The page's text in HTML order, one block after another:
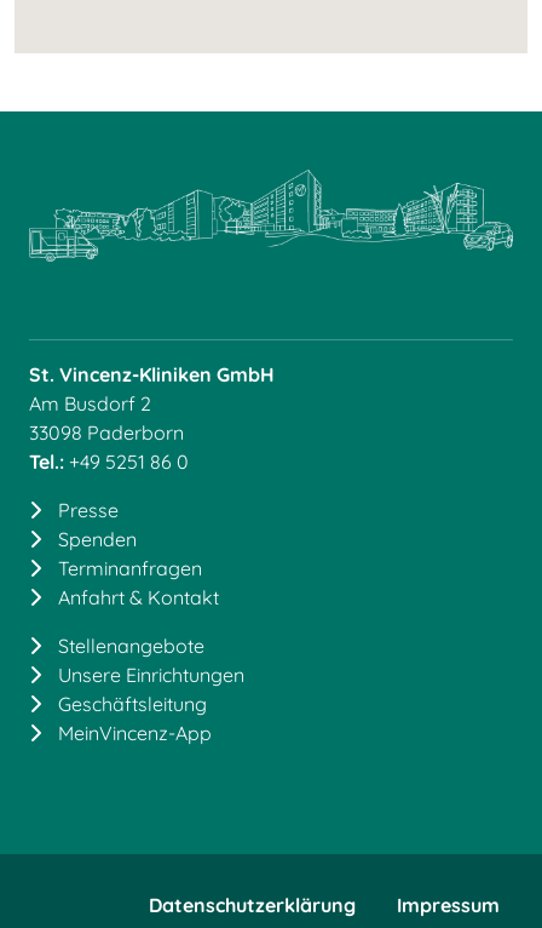
St. Vincenz-Kliniken GmbH
Am Busdorf 2
33098 Paderborn
Tel.: +49 5251 86 0
Presse
Spenden
Terminanfragen
Anfahrt & Kontakt
Stellenangebote
Unsere Einrichtungen
Geschäftsleitung
MeinVincenz-App
Datenschutzerklärung Impressum